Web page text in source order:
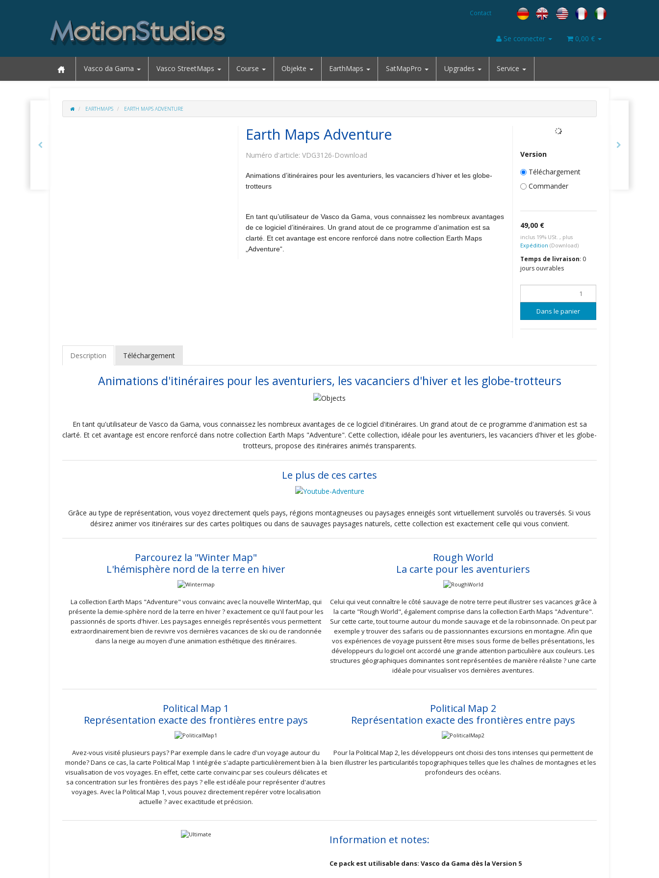
Contact
Se connecter 0,00 €
Vasco da Gama Vasco StreetMaps Course Objekte EarthMaps SatMapPro Upgrades Service
EARTHMAPS EARTH MAPS ADVENTURE
Earth Maps Adventure
Numéro d'article:VDG3126-Download
Animations d’itinéraires pour les aventuriers, les vacanciers d’hiver et les globe-
trotteurs
En tant qu’utilisateur de Vasco da Gama, vous connaissez les nombreux avantages
de ce logiciel d’itinéraires. Un grand atout de ce programme d’animation est sa
clarté. Et cet avantage est encore renforcé dans notre collection Earth Maps
„Adventure“.
Version
Téléchargement
Commander
49,00 €
inclus 19% USt. , plus
Expédition(Download)
Temps de livraison: 0
jours ouvrables
Dans le panier
Description Téléchargement
Animations d'itinéraires pour les aventuriers, les vacanciers d'hiver et les globe-trotteurs
En tant qu'utilisateur de Vasco da Gama, vous connaissez les nombreux avantages de ce logiciel d'itinéraires. Un grand atout de ce programme d'animation est sa
clarté. Et cet avantage est encore renforcé dans notre collection Earth Maps "Adventure". Cette collection, idéale pour les aventuriers, les vacanciers d'hiver et les globe-
trotteurs, propose des itinéraires animés transparents.
Le plus de ces cartes
Grâce au type de représentation, vous voyez directement quels pays, régions montagneuses ou paysages enneigés sont virtuellement survolés ou traversés. Si vous
désirez animer vos itinéraires sur des cartes politiques ou dans de sauvages paysages naturels, cette collection est exactement celle qui vous convient.
Parcourez la "Winter Map"
L'hémisphère nord de la terre en hiver
Rough World
La carte pour les aventuriers
La collection Earth Maps "Adventure" vous convainc avec la nouvelle WinterMap, qui
présente la demie-sphère nord de la terre en hiver ? exactement ce qu'il faut pour les
passionnés de sports d'hiver. Les paysages enneigés représentés vous permettent
extraordinairement bien de revivre vos dernières vacances de ski ou de randonnée
dans la neige au moyen d'une animation esthétique des itinéraires.
Celui qui veut connaître le côté sauvage de notre terre peut illustrer ses vacances grâce à
la carte "Rough World", également comprise dans la collection Earth Maps "Adventure".
Sur cette carte, tout tourne autour du monde sauvage et de la robinsonnade. On peut par
exemple y trouver des safaris ou de passionnantes excursions en montagne. Afin que
vos expériences de voyage puissent être mises sous forme de belles présentations, les
développeurs du logiciel ont accordé une grande attention particulière aux couleurs. Les
structures géographiques dominantes sont représentées de manière réaliste ? une carte
idéale pour visualiser vos dernières aventures.
Political Map 1
Représentation exacte des frontières entre pays
Political Map 2
Représentation exacte des frontières entre pays
Avez-vous visité plusieurs pays? Par exemple dans le cadre d'un voyage autour du
monde? Dans ce cas, la carte Political Map 1 intégrée s'adapte particulièrement bien à la
visualisation de vos voyages. En effet, cette carte convainc par ses couleurs délicates et
sa concentration sur les frontières des pays ? elle est idéale pour représenter d'autres
voyages. Avec la Political Map 1, vous pouvez directement repérer votre localisation
actuelle ? avec exactitude et précision.
Pour la Political Map 2, les développeurs ont choisi des tons intenses qui permettent de
bien illustrer les particularités topographiques telles que les chaînes de montagnes et les
profondeurs des océans.
Information et notes:
Ce pack est utilisable dans: Vasco da Gama dès la Version 5